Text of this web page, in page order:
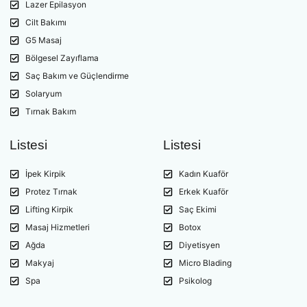
Lazer Epilasyon
Cilt Bakımı
G5 Masaj
Bölgesel Zayıflama
Saç Bakım ve Güçlendirme
Solaryum
Tırnak Bakım
Listesi
İpek Kirpik
Protez Tırnak
Lifting Kirpik
Masaj Hizmetleri
Ağda
Makyaj
Spa
Listesi
Kadın Kuaför
Erkek Kuaför
Saç Ekimi
Botox
Diyetisyen
Micro Blading
Psikolog